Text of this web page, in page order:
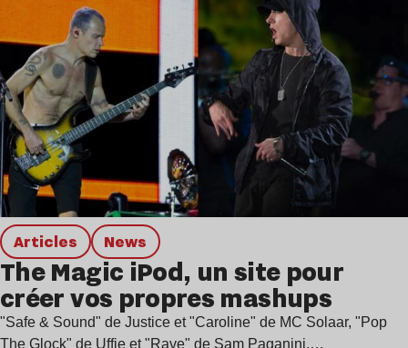
Articles news
The Magic iPod, un site pour
créer vos propres mashups
"Safe & Sound" de Justice et "Caroline" de MC Solaar, "Pop
The Glock" de Uffie et "Rave" de Sam Paganini.…